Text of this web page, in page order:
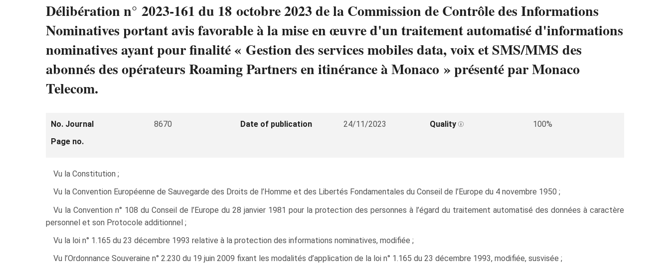
Délibération n° 2023-161 du 18 octobre 2023 de la Commission de Contrôle des Informations
Nominatives portant avis favorable à la mise en œuvre d'un traitement automatisé d'informations
nominatives ayant pour finalité « Gestion des services mobiles data, voix et SMS/MMS des
abonnés des opérateurs Roaming Partners en itinérance à Monaco » présenté par Monaco
Telecom.
No. Journal 8670 Date of publication 24/11/2023 Quality
100%
Page no.
Vu la Constitution ;
Vu la Convention Européenne de Sauvegarde des Droits de l’Homme et des Libertés Fondamentales du Conseil de l’Europe du 4 novembre 1950 ;
Vu la Convention n° 108 du Conseil de l’Europe du 28 janvier 1981 pour la protection des personnes à l’égard du traitement automatisé des données à caractère
personnel et son Protocole additionnel ;
Vu la loi n° 1.165 du 23 décembre 1993 relative à la protection des informations nominatives, modifiée ;
Vu l’Ordonnance Souveraine n° 2.230 du 19 juin 2009 fixant les modalités d’application de la loi n° 1.165 du 23 décembre 1993, modifiée, susvisée ;